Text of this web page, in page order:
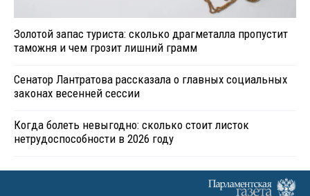
Золотой запас туриста: сколько драгметалла пропустит
таможня и чем грозит лишний грамм
Сенатор Лантратова рассказала о главных социальных
законах весенней сессии
Когда болеть невыгодно: сколько стоит листок
нетрудоспособности в 2026 году